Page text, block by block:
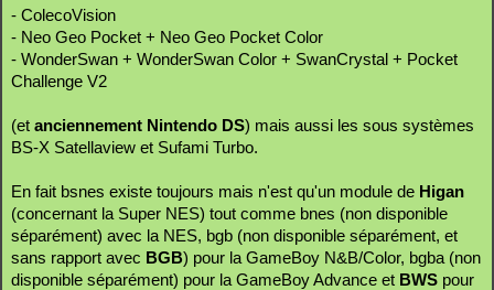
- ColecoVision
- Neo Geo Pocket + Neo Geo Pocket Color
- WonderSwan + WonderSwan Color + SwanCrystal + Pocket
Challenge V2
(et anciennement Nintendo DS) mais aussi les sous systèmes
BS-X Satellaview et Sufami Turbo.
En fait bsnes existe toujours mais n'est qu'un module de Higan
(concernant la Super NES) tout comme bnes (non disponible
séparément) avec la NES, bgb (non disponible séparément, et
sans rapport avec BGB) pour la GameBoy N&B/Color, bgba (non
disponible séparément) pour la GameBoy Advance et BWS pour